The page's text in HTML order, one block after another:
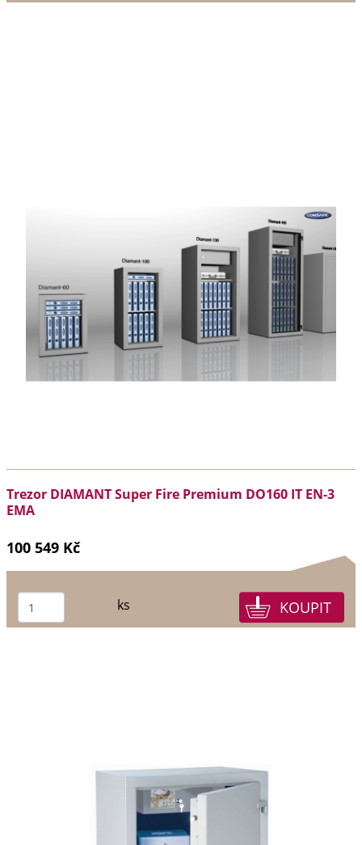
Trezor DIAMANT Super Fire Premium DO160 IT EN-3
EMA
100 549 Kč
ks